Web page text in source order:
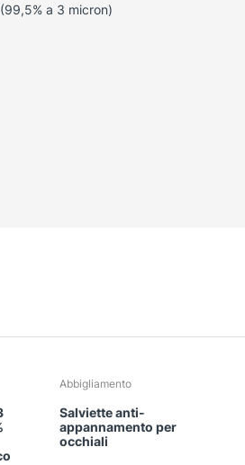
a 3 micron)
Abbigliamento
Salviette anti-
appannamento per
occhiali